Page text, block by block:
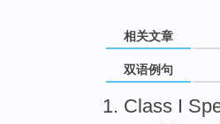
相关文章
双语例句
Class I